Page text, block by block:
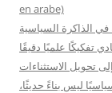
en arabe)
الذاكرة السياسية
تفكيكًا علميًا دقيقًا
تحويل الاستثناءات
ليس بناءً حديثًا،